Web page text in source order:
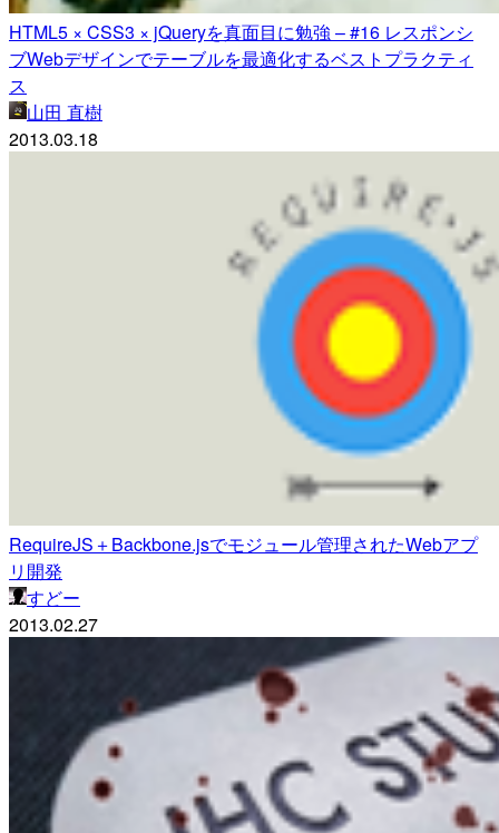
HTML5 × CSS3 × jQueryを真面目に勉強 – #16 レスポンシ
ブWebデザインでテーブルを最適化するベストプラクティ
ス
山田 直樹
2013.03.18
RequireJS＋Backbone.jsでモジュール管理されたWebアプ
リ開発
すどー
2013.02.27